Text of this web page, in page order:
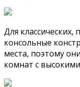
Для
консольные
места, поэтому
комнат с